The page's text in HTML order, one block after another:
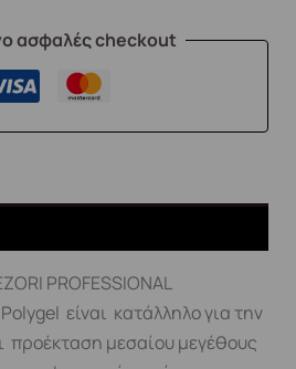
ασφαλές checkout
PROFESSIONAL
είναι κατάλληλο για την
προέκταση μεσαίου μεγέθους